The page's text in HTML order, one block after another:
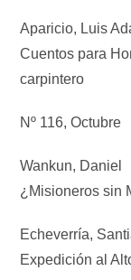
Aparicio, Luis
Cuentos para
carpintero
Nº 116, Octubre
Wankun, Daniel
¿Misioneros sin
Echeverría,
Expedición al